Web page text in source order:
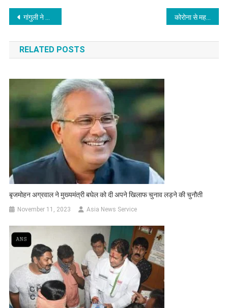
Post
navigation
गांगुली ने कहा, हम महिला आईपीएल का भी आयोजन कराएंगे
RELATED POSTS
बृजमोहन अग्रवाल ने मुख्यमंत्री बघेल को दी अपने खिलाफ चुनाव लड़ने की चुनौती
November 11, 2023 Asia News Service